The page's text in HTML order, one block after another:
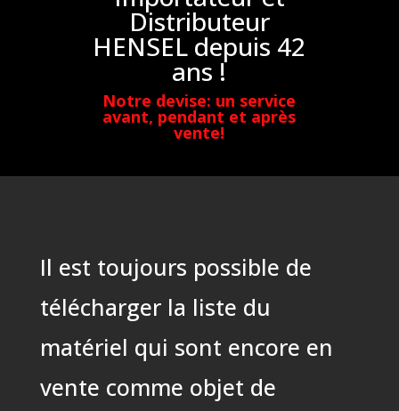
Distributeur
HENSEL depuis 42
ans !
Notre devise: un service
avant, pendant et après
vente!
Il est toujours possible de
télécharger la liste du
matériel qui sont encore en
vente comme objet de